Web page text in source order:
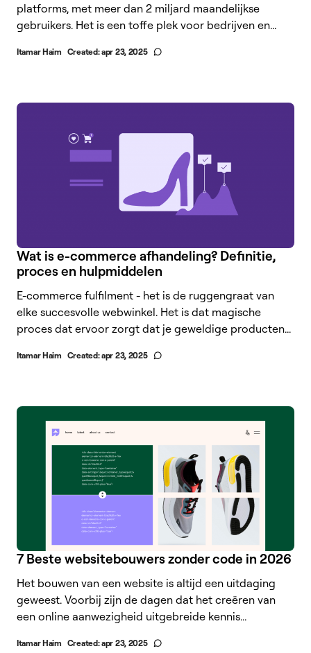
platforms, met meer dan 2 miljard maandelijkse
gebruikers. Het is een toffe plek voor bedrijven en...
Itamar Haim Created:apr 23, 2025
Wat is e-commerce afhandeling? Definitie,
proces en hulpmiddelen
E-commerce fulfilment - het is de ruggengraat van
elke succesvolle webwinkel. Het is dat magische
proces dat ervoor zorgt dat je geweldige producten...
Itamar Haim Created:apr 23, 2025
7 Beste websitebouwers zonder code in 2026
Het bouwen van een website is altijd een uitdaging
geweest. Voorbij zijn de dagen dat het creëren van
een online aanwezigheid uitgebreide kennis...
Itamar Haim Created:apr 23, 2025